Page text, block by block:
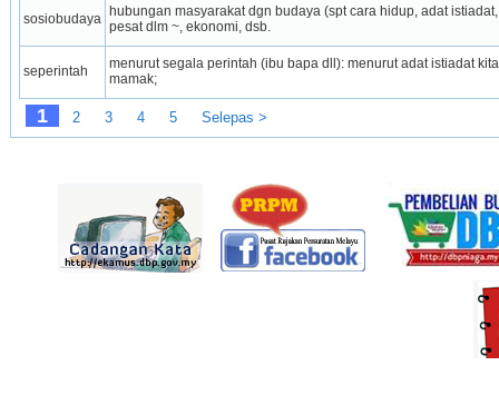
sosiobudaya hubungan masyarakat dgn budaya (spt cara hidup, adat
pesat dlm ~, ekonomi, dsb.
seperintah
menurut segala perintah (ibu bapa dll): menurut adat istiadat
mamak;
1 2 3 4 5 Selepas >